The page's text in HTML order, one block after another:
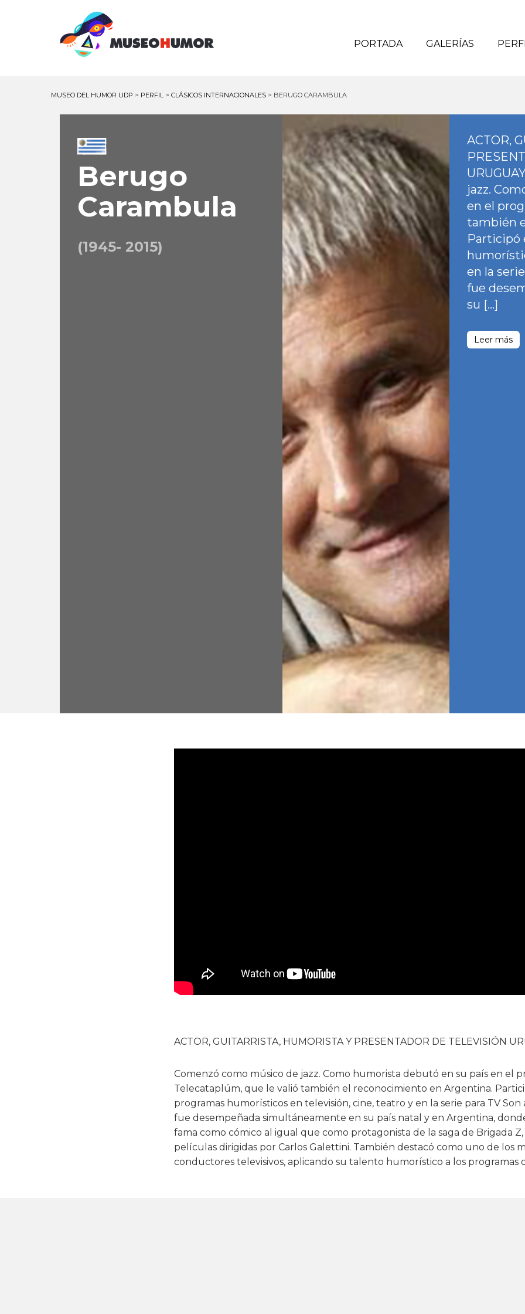
PORTADA GALERÍAS
MUSEO DEL HUMOR UDP > PERFIL> CLÁSICOS INTERNACIONALES > BERUGO CARAMBULA
Berugo
Carambula
(1945- 2015)
ACTOR,
jazz.
en el
también
Participó
en la
fue
su […]
Leer más
ACTOR, GUITARRISTA, HUMORISTA Y PRESENTADOR DE TELEVISIÓN
Comenzó como músico de jazz. Como humorista debutó en su país en el
Telecataplúm, que le valió también el reconocimiento en Argentina.
programas humorísticos en televisión, cine, teatro y en la serie para TV Son
fue desempeñada simultáneamente en su país natal y en Argentina,
fama como cómico al igual que como protagonista de la saga de Brigada
películas dirigidas por Carlos Galettini. También destacó como uno de los
conductores televisivos, aplicando su talento humorístico a los programas